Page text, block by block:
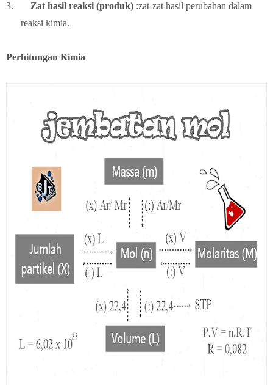
3.
Zat hasil reaksi (produk) :zat-zat hasil perubahan dalam
reaksi kimia.
Perhitungan Kimia